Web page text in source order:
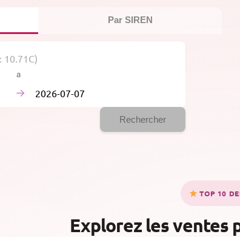
Par SIREN
à
→
Rechercher
TOP 10
Explorez les ventes